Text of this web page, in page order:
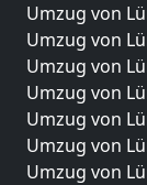
Umzug von
Umzug von
Umzug von
Umzug von
Umzug von
Umzug von
Umzug von